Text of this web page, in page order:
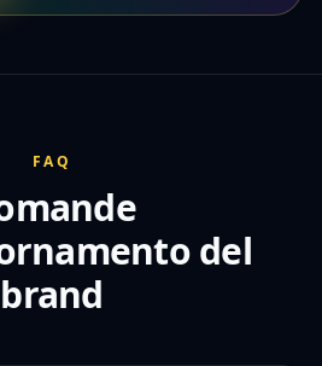
FAQ
del
brand